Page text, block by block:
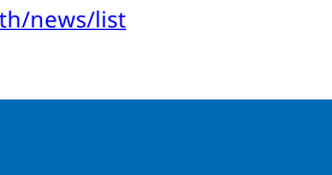
news/list